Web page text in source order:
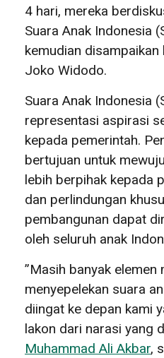
4 hari, mereka
Suara Anak Indonesia
kemudian
Joko Widodo.
Suara Anak Indonesia
representasi aspirasi
kepada pemerintah.
bertujuan untuk
lebih berpihak kepada
dan perlindungan
pembangunan dapat
oleh seluruh anak
”Masih banyak elemen
menyepelekan suara
diingat ke depan kami
lakon dari narasi yang
Muhammad Ali Akbar,